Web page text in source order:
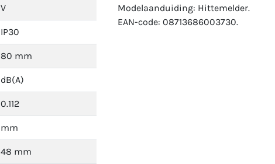
V
IP30
80 mm
dB(A)
0.112
mm
48 mm
Modelaanduiding: Hittemelder.
EAN-code: 08713686003730.